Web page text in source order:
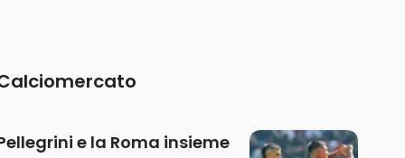
e la Roma insieme